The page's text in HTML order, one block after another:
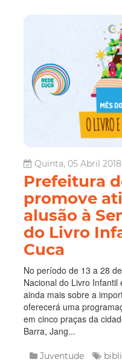
Quinta, 05 Abril 2018
Prefeitura
promove
alusão à
do Livro
Cuca
No período de 13 a 28
Nacional do Livro
ainda mais sobre a
oferecerá uma
em cinco praças da
Barra, Jang...
Juventude